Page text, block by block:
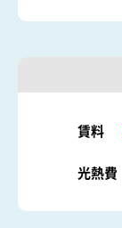
賃料
光熱費